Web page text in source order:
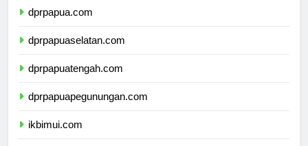
dprpapua.com
dprpapuaselatan.com
dprpapuatengah.com
dprpapuapegunungan.com
ikbimui.com